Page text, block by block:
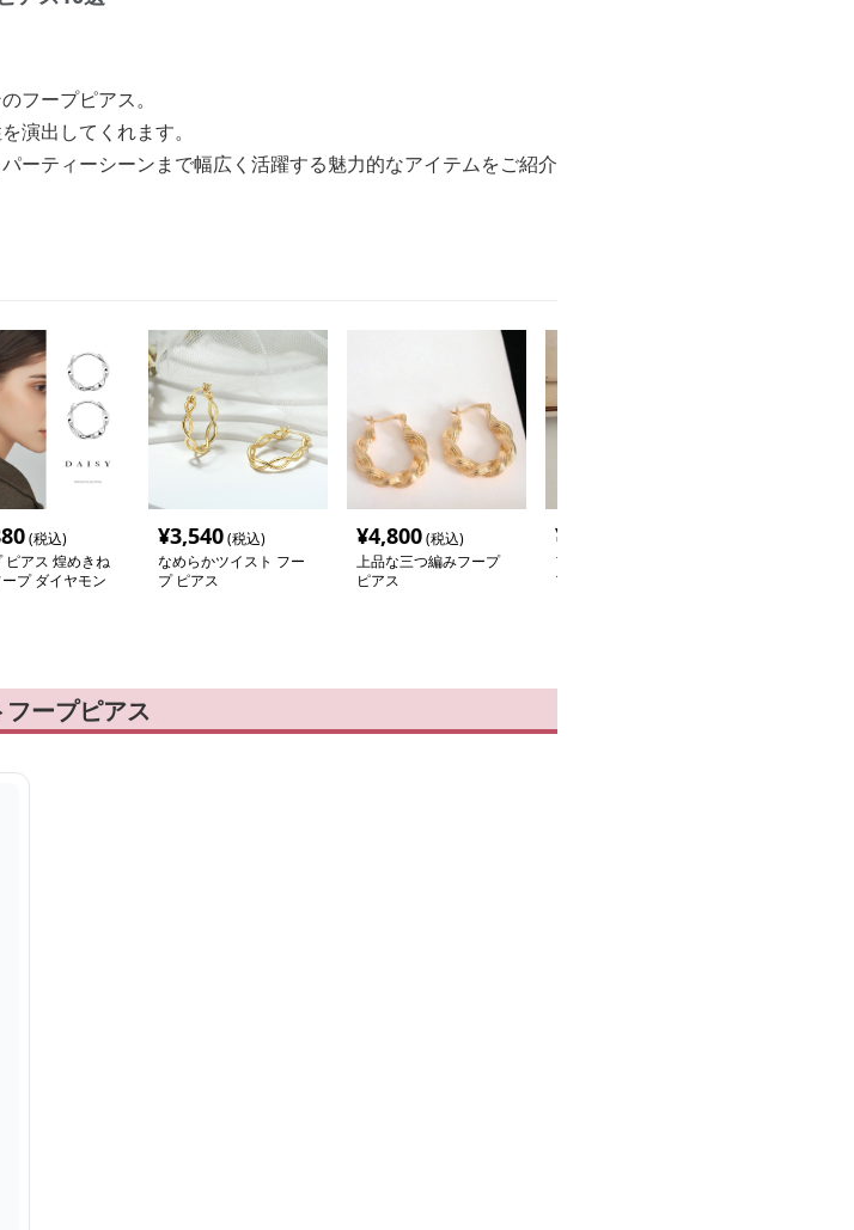
フープピアス。
演出してくれます。
ーティーシーンまで幅広く活躍する魅力的なアイテムをご紹介
(税込)
ピアス 煌めきね
プ ダイヤモン
¥3,540(税込)
なめらかツイスト フー
プ ピアス
¥4,800(税込)
上品な三つ編みフープ
ピアス
¥
フープ ピアス フープ ピ
アス ねじれデザイン 二
ープピアス